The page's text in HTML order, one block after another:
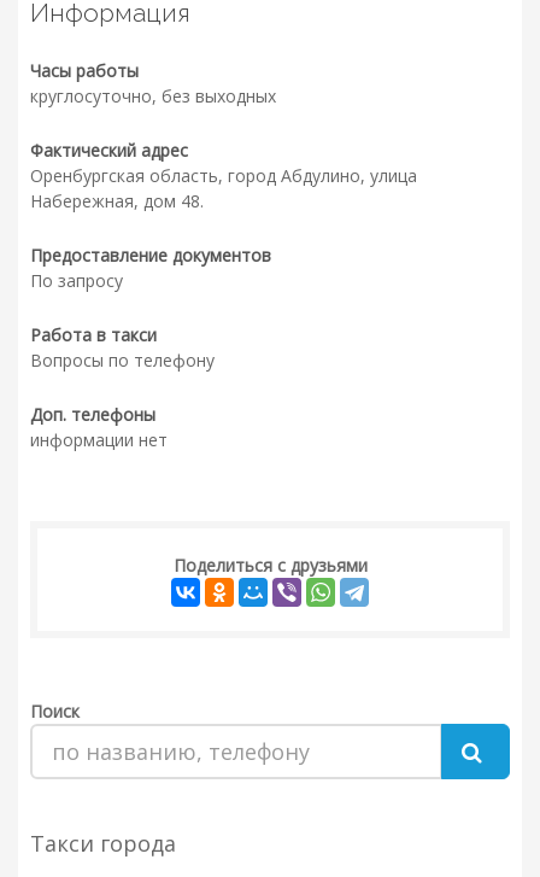
Информация
Часы работы
круглосуточно, без выходных
Фактический адрес
Оренбургская область, город Абдулино, улица
Набережная, дом 48.
Предоставление документов
По запросу
Работа в такси
Вопросы по телефону
Доп. телефоны
информации нет
Поделиться с друзьями
Поиск
Такси города